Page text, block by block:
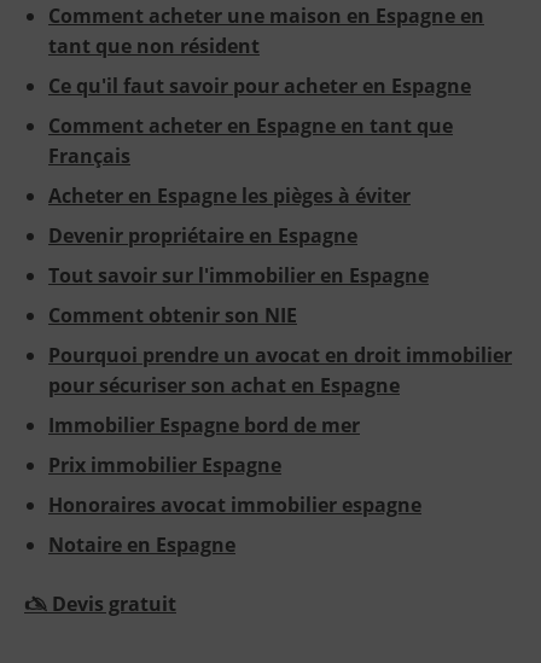
Comment acheter une maison en Espagne en
tant que non résident
Ce qu'il faut savoir pour acheter en Espagne
Comment acheter en Espagne en tant que
Français
Acheter en Espagne les pièges à éviter
Devenir propriétaire en Espagne
Tout savoir sur l'immobilier en Espagne
Comment obtenir son NIE
Pourquoi prendre un avocat en droit immobilier
pour sécuriser son achat en Espagne
Immobilier Espagne bord de mer
Prix immobilier Espagne
Honoraires avocat immobilier espagne
Notaire en Espagne
🖎 Devis gratuit